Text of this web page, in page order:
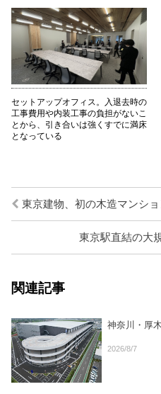
セットアップオフィス。入退去時の
工事費用や内装工事の負担がないこ
とから、引き合いは強くすでに満床
となっている
東京建物、初の木造マンシ
東京駅直結の大
関連記事
神奈川・厚
2026/8/7